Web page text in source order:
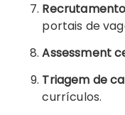
portais de
Assessment
Triagem de
currículos.